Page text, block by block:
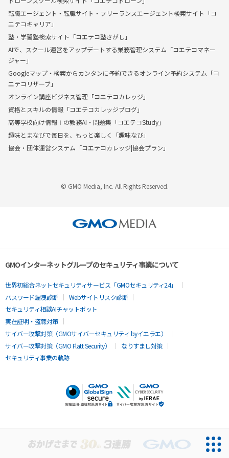
転職エージェント・転職サイト・フリーランスエージェント検索サイト「コ
エテコキャリア」
塾・学習塾検索サイト「コエテコ塾さがし」
AIで、スクール運営をアップデートする業務管理システム「コエテコマネー
ジャー」
Googleマップ・検索からカンタンに予約できるオンライン予約システム「コ
エテコリザーブ」
オンライン講座ビジネス管理「コエテコカレッジ」
資格とスキルの情報「コエテコカレッジブログ」
高等学校向け情報Ⅰの教務AI・問題集「コエテコStudy」
趣味とまなびで毎日を、もっと楽しく「趣味なび」
協会・団体運営システム「コエテコカレッジ|協会プラン」
© GMO Media, Inc. All Rights Reserved.
GMOインターネットグループのセキュリティ事業について
世界初総合ネットセキュリティサービス「GMOセキュリティ24」
パスワード漏洩診断
Webサイトリスク診断
セキュリティ相談AIチャットボット
実在証明・盗聴対策
サイバー攻撃対策（GMOサイバーセキュリティ byイエラエ）
サイバー攻撃対策（GMO Flatt Security）
なりすまし対策
セキュリティ事業の軌跡